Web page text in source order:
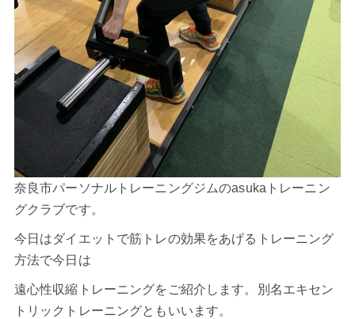
奈良市パーソナルトレーニングジムのasukaトレーニン
グクラブです。
今日はダイエット で筋トレの効果をあげるトレーニング
方法で今日は
遠心性収縮トレーニングをご紹介します。別名エキセン
トリックトレーニングともいいます。